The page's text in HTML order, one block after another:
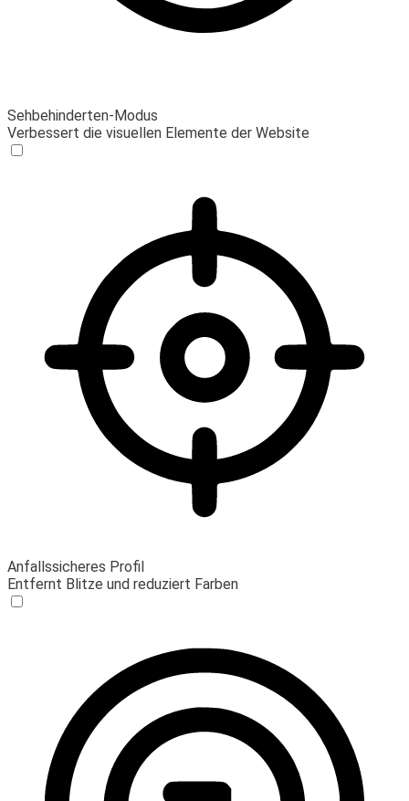
Sehbehinderten-Modus
Verbessert die visuellen Elemente der Website
Anfallssicheres Profil
Entfernt Blitze und reduziert Farben